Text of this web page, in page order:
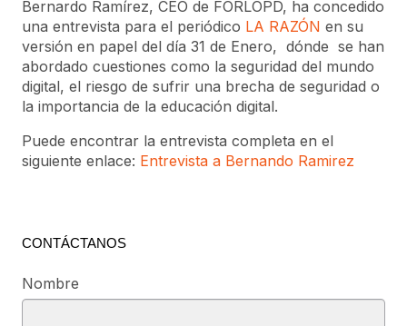
Bernardo Ramírez, CEO de FORLOPD, ha concedido
una entrevista para el periódico LA RAZÓN en su
versión en papel del día 31 de Enero, dónde se han
abordado cuestiones como la seguridad del mundo
digital, el riesgo de sufrir una brecha de seguridad o
la importancia de la educación digital.
Puede encontrar la entrevista completa en el
siguiente enlace: Entrevista a Bernando Ramirez
CONTÁCTANOS
Nombre